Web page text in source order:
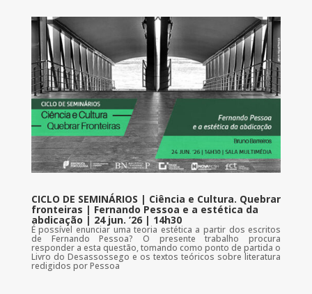
CICLO DE SEMINÁRIOS | Ciência e Cultura. Quebrar
fronteiras | Fernando Pessoa e a estética da
abdicação | 24 jun. ’26 | 14h30
É possível enunciar uma teoria estética a partir dos escritos
de Fernando Pessoa? O presente trabalho procura
responder a esta questão, tomando como ponto de partida o
Livro do Desassossego e os textos teóricos sobre literatura
redigidos por Pessoa